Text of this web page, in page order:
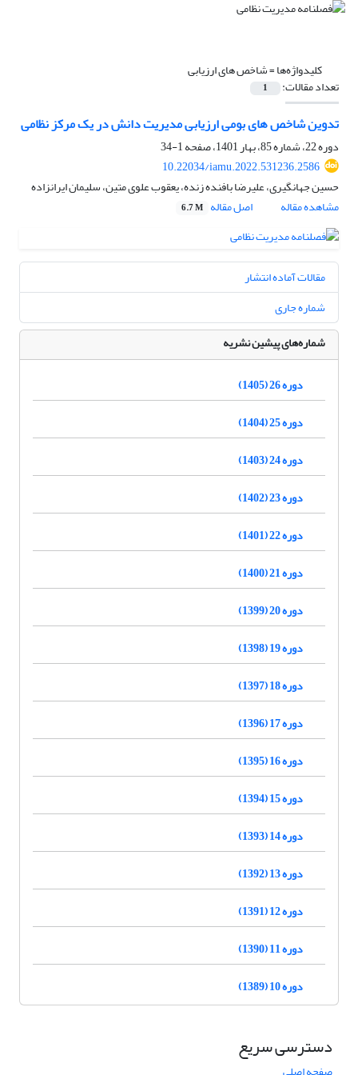
کلیدواژه‌ها =شاخص های ارزیابی
تعداد مقالات: 1
تدوین شاخص های بومی ارزیابی مدیریت دانش در یک مرکز نظامی
دوره 22، شماره 85، بهار 1401، صفحه
1-34
10.22034/iamu.2022.531236.2586
حسین جهانگیری، علیرضا بافنده زنده، یعقوب علوی متین، سلیمان ایرانزاده
مشاهده مقاله
اصل مقاله 6.7 M
مقالات آماده انتشار
شماره جاری
شماره‌های پیشین نشریه
دوره 26 (1405)
دوره 25 (1404)
دوره 24 (1403)
دوره 23 (1402)
دوره 22 (1401)
دوره 21 (1400)
دوره 20 (1399)
دوره 19 (1398)
دوره 18 (1397)
دوره 17 (1396)
دوره 16 (1395)
دوره 15 (1394)
دوره 14 (1393)
دوره 13 (1392)
دوره 12 (1391)
دوره 11 (1390)
دوره 10 (1389)
دسترسی سریع